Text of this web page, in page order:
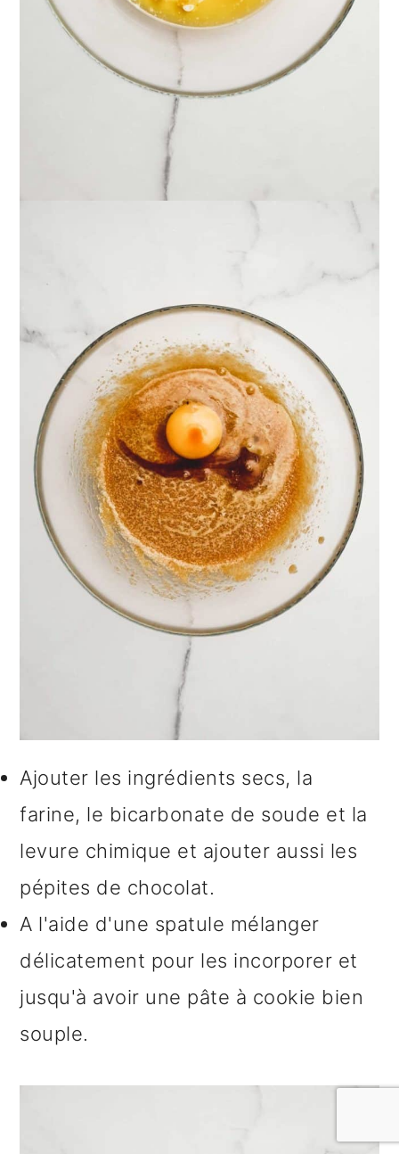
Ajouter les ingrédients secs, la
farine, le bicarbonate de soude et la
levure chimique et ajouter aussi les
pépites de chocolat.
A l'aide d'une spatule mélanger
délicatement pour les incorporer et
jusqu'à avoir une pâte à cookie bien
souple.